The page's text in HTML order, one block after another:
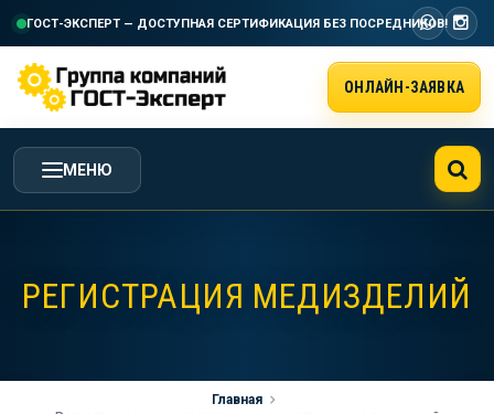
ГОСТ-ЭКСПЕРТ — ДОСТУПНАЯ СЕРТИФИКАЦИЯ БЕЗ ПОСРЕДНИКОВ!
ОНЛАЙН-ЗАЯВКА
МЕНЮ
УСЛУГИ ГК ГОСТ-ЭКСПЕРТ
СТОИМОСТЬ РАБОТ
РЕГИСТРАЦИЯ МЕДИЗДЕЛИЙ
Главная